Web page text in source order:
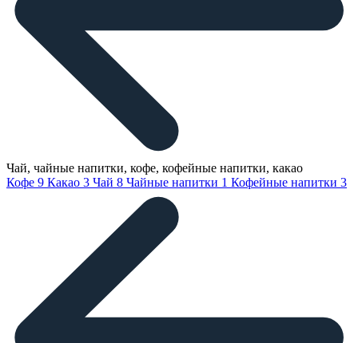
Чай, чайные напитки, кофе, кофейные напитки, какао
Кофе 9 Какао 3 Чай 8 Чайные напитки 1 Кофейные напитки 3